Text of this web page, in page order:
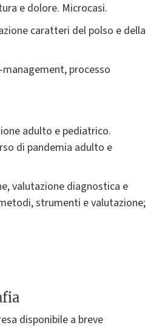
e dolore. Microcasi.
caratteri del polso e della
processo
adulto e pediatrico.
di pandemia adulto e
valutazione diagnostica e
strumenti e valutazione;
disponibile a breve